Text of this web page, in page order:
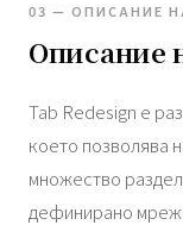
03 — ОПИСАНИЕ
Описание
Tab Redesign е
което позволява
множество
дефинирано